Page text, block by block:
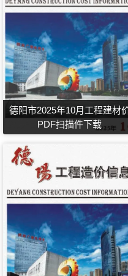
德阳市2025年10月工程建材
PDF扫描件下载